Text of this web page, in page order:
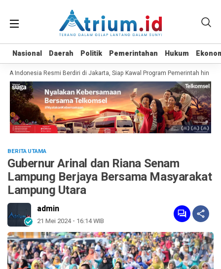
Nasional Daerah Politik Pemerintahan Hukum
Nasional Daerah Politik Pemerintahan Hukum
Indonesia Resmi Berdiri di Jakarta, Siap Kawal Program Pemerintah hingga
BERITA UTAMA
Gubernur Arinal dan Riana Senam
Lampung Berjaya Bersama Masyarakat
Lampung Utara
admin
21 Mei 2024 - 16:14 WIB